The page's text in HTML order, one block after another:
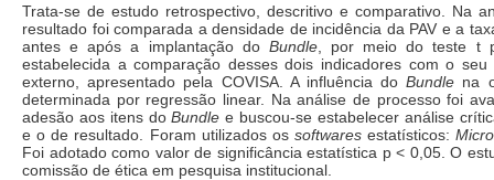
Trata-se de estudo retrospectivo, descritivo e comparativo. Na
resultado foi comparada a densidade de incidência da PAV e a
antes e após a implantação do Bundle, por meio do teste t
estabelecida a comparação desses dois indicadores com o seu
externo, apresentado pela COVISA. A influência doBundle na
determinada por regressão linear. Na análise de processo foi
adesão aos itens doBundle e buscou-se estabelecer análise
e o de resultado. Foram utilizados ossoftwares estatísticos:
Foi adotado como valor de significância estatística p < 0,05. O
comissão de ética em pesquisa institucional.